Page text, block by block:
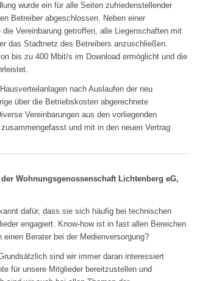
wurde ein für alle Seiten zufriedenstellender
Betreiber abgeschlossen. Neben einer
Vereinbarung getroffen, alle Liegenschaften mit
das Stadtnetz des Betreibers anzuschließen.
bis zu 400 Mbit/s im Download ermöglicht und die
nach Auslaufen der neu
über die Betriebskosten abgerechnete
Vereinbarungen aus den vorliegenden
und mit in den neuen Vertrag
Wohnungsgenossenschaft Lichtenberg eG,
dafür, dass sie sich häufig bei technischen
engagiert. Know-how ist in fast allen Bereichen
Berater bei der Medienversorgung?
sind wir immer daran interessiert
für unsere Mitglieder bereitzustellen und